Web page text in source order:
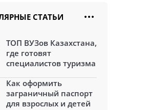
СТАТЬИ
ТОП ВУЗов Казахстана,
где готовят
специалистов туризма
Как оформить
заграничный паспорт
для взрослых и детей